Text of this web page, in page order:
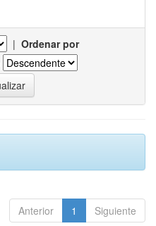
| Ordenar por
Anterior 1 Siguiente